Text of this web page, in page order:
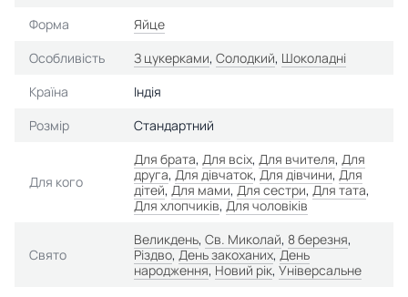
Форма
Яйце
Особливість
З цукерками, Солодкий, Шоколадні
Країна
Індія
Розмір
Стандартний
Для кого
Для брата, Для всіх, Для вчителя, Для
друга,Для дівчаток,Для дівчини, Для
дітей, Для мами,Для сестри,Для тата,
Для хлопчиків,Для чоловіків
Свято
Великдень, Св. Миколай, 8 березня,
Різдво,День закоханих,День
народження,Новий рік, Універсальне